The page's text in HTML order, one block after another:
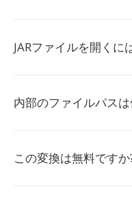
JARファイルを開くに
内部のファイルパス
この変換は無料ですか